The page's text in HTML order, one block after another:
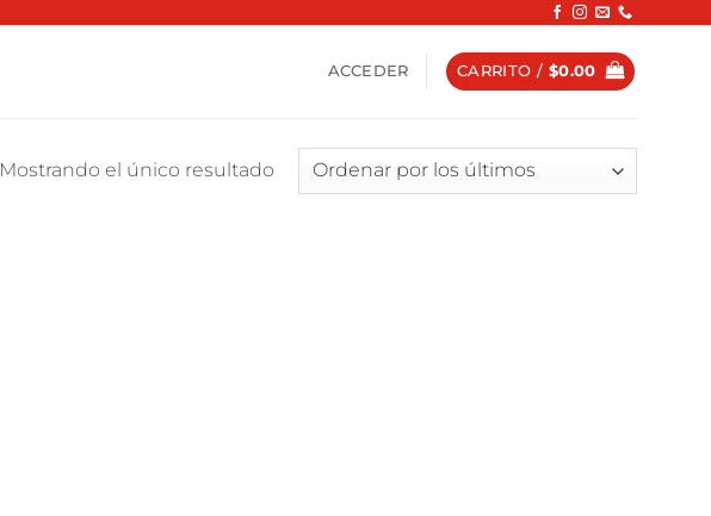
ACCEDER CARRITO / $0.00
Mostrando el único resultado